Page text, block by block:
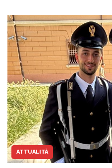
ATTUALITÀ